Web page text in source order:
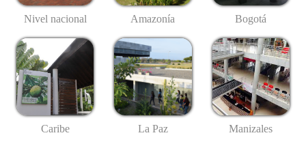
Nivel nacional Amazonía Bogotá
Caribe La Paz Manizales